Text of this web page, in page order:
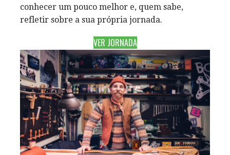
conhecer um pouco melhor e, quem sabe,
refletir sobre a sua própria jornada.
VER JORNADA